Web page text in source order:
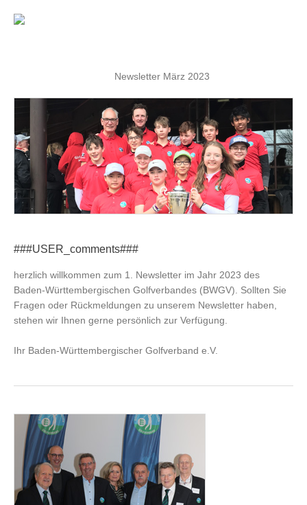
Newsletter März 2023
###USER_comments###
herzlich willkommen zum 1. Newsletter im Jahr 2023 des
Baden-Württembergischen Golfverbandes (BWGV). Sollten Sie
Fragen oder Rückmeldungen zu unserem Newsletter haben,
stehen wir Ihnen gerne persönlich zur Verfügung.
Ihr Baden-Württembergischer Golfverband e.V.